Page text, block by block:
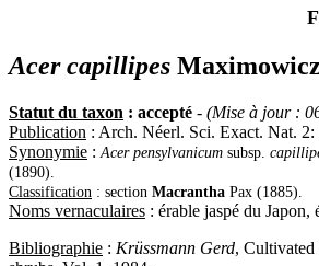
Acer capillipes
Statut du taxon : accepté - (Mise à jour :
Publication : Arch. Néerl. Sci. Exact. Nat. 2:
Synonymie : Acer pensylvanicum subsp.
(1890).
Classification : section Macrantha Pax (1885).
Noms vernaculaires : érable jaspé du Japon,
Bibliographie : Krüssmann Gerd, Cultivated